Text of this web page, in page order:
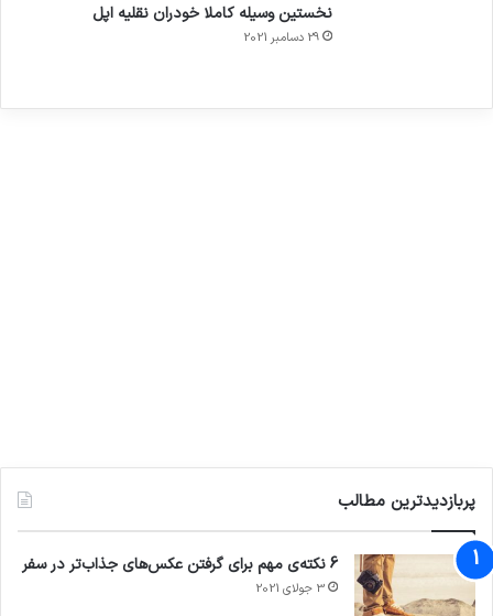
نخستین وسیله کاملا خودران نقلیه اپل
29 دسامبر 2021
پربازدیدترین مطالب
6 نکته‌ی مهم برای گرفتن عکس‌های جذاب‌تر در سفر
3 جولای 2021